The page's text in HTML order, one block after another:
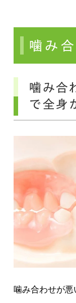
噛み
噛み合
で全身
噛み合わせが